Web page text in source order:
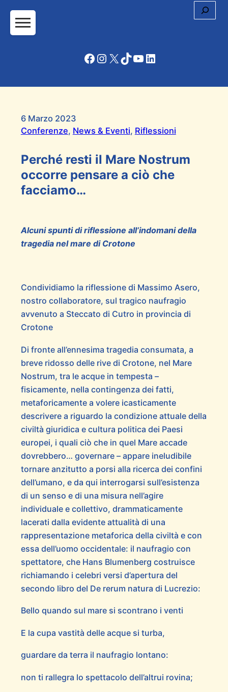
Facebook
Instagram
X TikTok
YouTube
LinkedIn
6 Marzo 2023
Conferenze, News & Eventi, Riflessioni
Perché resti il Mare Nostrum
occorre pensare a ciò che
facciamo…
Alcuni spunti di riflessione all’indomani della
tragedia nel mare di Crotone
Condividiamo la riflessione di Massimo Asero,
nostro collaboratore, sul tragico naufragio
avvenuto a Steccato di Cutro in provincia di
Crotone
Di fronte all’ennesima tragedia consumata, a
breve ridosso delle rive di Crotone, nel Mare
Nostrum, tra le acque in tempesta –
fisicamente, nella contingenza dei fatti,
metaforicamente a volere icasticamente
descrivere a riguardo la condizione attuale della
civiltà giuridica e cultura politica dei Paesi
europei, i quali ciò che in quel Mare accade
dovrebbero… governare – appare ineludibile
tornare anzitutto a porsi alla ricerca dei confini
dell’umano, e da qui interrogarsi sull’esistenza
di un senso e di una misura nell’agire
individuale e collettivo, drammaticamente
lacerati dalla evidente attualità di una
rappresentazione metaforica della civiltà e con
essa dell’uomo occidentale: il naufragio con
spettatore, che Hans Blumenberg costruisce
richiamando i celebri versi d’apertura del
secondo libro del De rerum natura di Lucrezio:
Bello quando sul mare si scontrano i venti
E la cupa vastità delle acque si turba,
guardare da terra il naufragio lontano:
non ti rallegra lo spettacolo dell’altrui rovina;